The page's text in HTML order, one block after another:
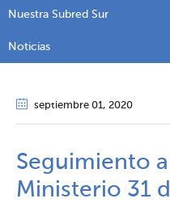
Nuestra Subred Sur
Noticias
septiembre 01, 2020
Seguimiento
Ministerio 31